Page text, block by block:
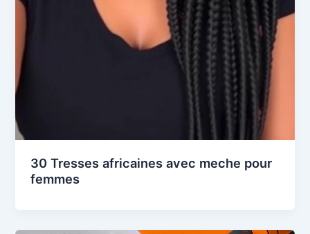
30 Tresses africaines avec meche pour
femmes